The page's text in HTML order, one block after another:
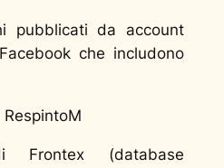
pubblicati da account
che includono
RespintoM
(database